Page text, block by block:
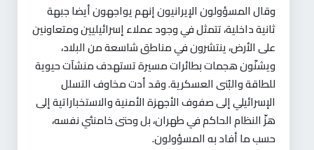
وقال المسؤولون الإيرانيون إنهم يواجهون أيضا جبهة
ثانية داخلية، تتمثل في وجود عملاء إسرائيليين ومتعاونين
على الأرض، ينتشرون في مناطق شاسعة من البلاد،
ويشنّون هجمات بطائرات مسيرة تستهدف منشآت حيوية
للطاقة والبُنى العسكرية. وقد أدت مخاوف التسلل
الإسرائيلي إلى صفوف الأجهزة الأمنية والاستخباراتية إلى
هزّ النظام الحاكم في طهران، بل وحتى خامنئي نفسه،
حسب ما أفاد به المسؤولون.